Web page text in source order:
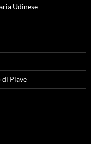
Udinese
di Piave